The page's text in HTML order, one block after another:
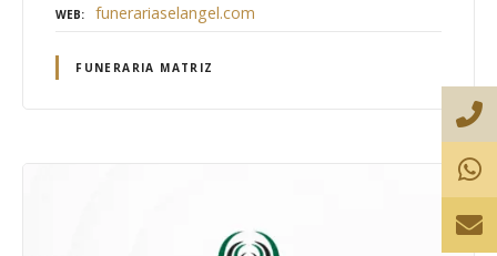
WEB funerariaselangel.com
FUNERARIA MATRIZ